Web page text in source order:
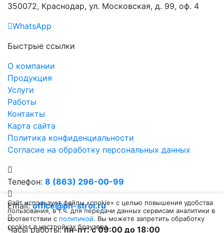
350072, Краснодар, ул. Московская, д. 99, оф. 4
WhatsApp
Быстрые ссылки
О компании
Продукция
Услуги
Работы
Контакты
Карта сайта
Политика конфиденциальности
Согласие на обработку персональных данных
Телефон: 8 (863) 296-00-99
Email: office@ph-stroi.ru
Часы работы: пн-пт: c 09:00 до 18:00
Сайт использует файлы «cookie» с целью повышения удобства
пользования, в т.ч. для передачи данных сервисам аналитики в
соответствии с политикой. Вы можете запретить обработку
cookies в настройках браузера.